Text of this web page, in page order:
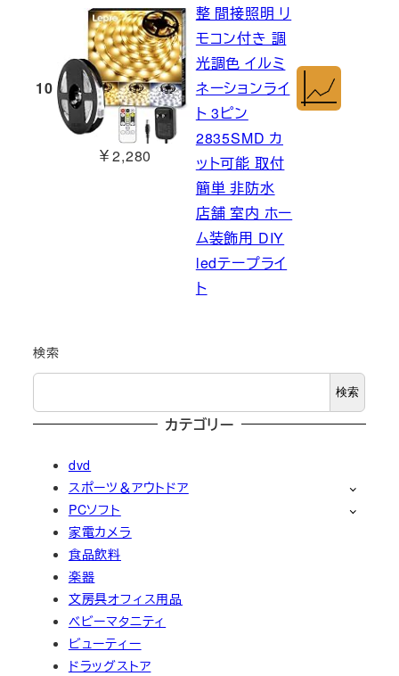
10
￥2,280
整 間接照明 リ
モコン付き 調
光調色 イルミ
ネーションライ
ト 3ピン
2835SMD カ
ット可能 取付
簡単 非防水
店舗 室内 ホー
ム装飾用 DIY
ledテープライ
ト
検索
検索
カテゴリー
dvd
スポーツ＆アウトドア
PCソフト
家電カメラ
食品飲料
楽器
文房具オフィス用品
ベビーマタニティ
ビューティー
ドラッグストア